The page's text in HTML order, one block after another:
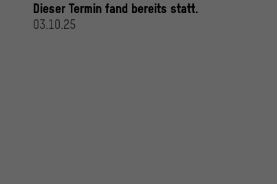
Dieser Termin fand bereits statt.
03.10.25